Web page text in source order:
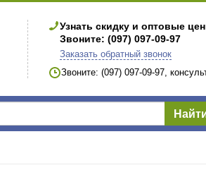
Узнать скидку и оптовые
Звоните: (097) 097-09-97
Заказать обратный звонок
Звоните: (097) 097-09-97,